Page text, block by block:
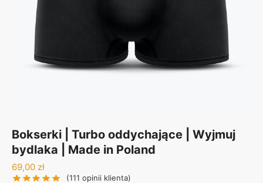
Bokserki | Turbo oddychające | Wyjmuj
bydlaka | Made in Poland
69,00 zł
(111 opinii klienta)